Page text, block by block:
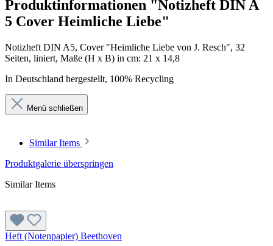
Produktinformationen "Notizheft DIN A
5 Cover Heimliche Liebe"
Notizheft DIN A5, Cover "Heimliche Liebe von J. Resch", 32
Seiten, liniert, Maße (H x B) in cm: 21 x 14,8
In Deutschland hergestellt, 100% Recycling
Menü schließen
Similar Items
Produktgalerie überspringen
Similar Items
Heft (Notenpapier) Beethoven